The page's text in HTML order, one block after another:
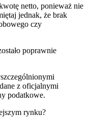
netto, ponieważ nie
jednak, że brak
czy
poprawnie
z oficjalnymi
podatkowe.
rynku?